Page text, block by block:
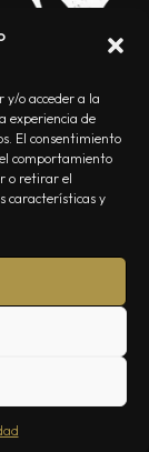
y/o acceder a la
experiencia de
El consentimiento
comportamiento
o retirar el
características y
DE PRIVACIDAD
© 2026